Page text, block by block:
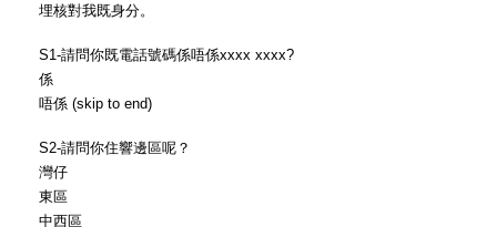
埋核對我既身分。
S1-請問你既電話號碼係唔係xxxx xxxx?
係
唔係 (skip to end)
S2-請問你住響邊區呢？
灣仔
東區
中西區